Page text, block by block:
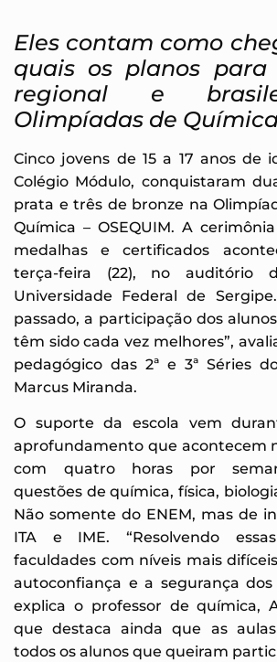
Eles contam como
quais os planos para
regional e
Olimpíadas de
Cinco jovens de 15 a 17 anos de
Colégio Módulo, conquistaram
prata e três de bronze na
Química – OSEQUIM. A
medalhas e certificados
terça-feira (22), no auditório
Universidade Federal de
passado, a participação dos
têm sido cada vez melhores”,
pedagógico das 2ª e 3ª Séries
Marcus Miranda.
O suporte da escola vem
aprofundamento que acontecem
com quatro horas por
questões de química, física,
Não somente do ENEM, mas de
ITA e IME. “Resolvendo
faculdades com níveis mais
autoconfiança e a segurança dos
explica o professor de química,
que destaca ainda que as
todos os alunos que queiram